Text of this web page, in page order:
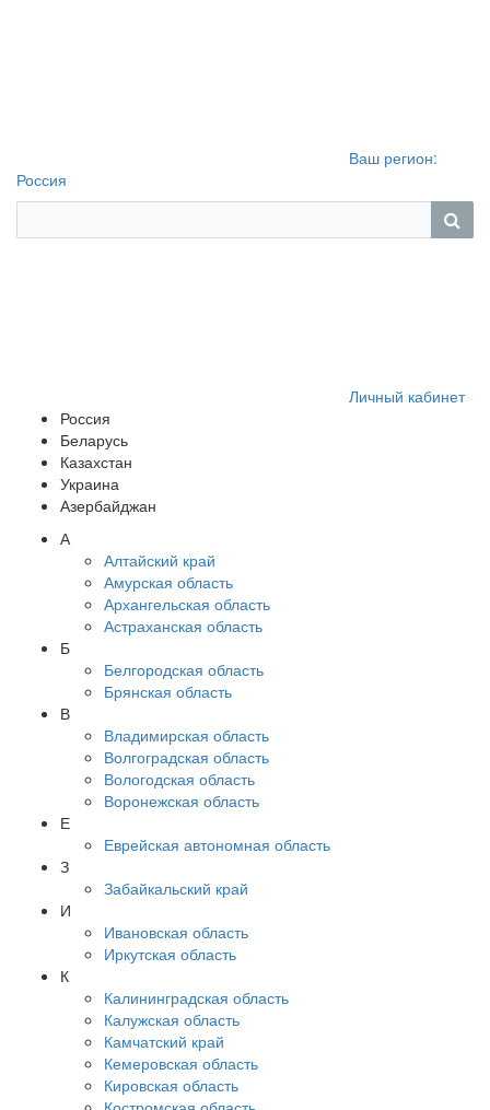
Ваш регион:
Россия
Личный кабинет
Россия
Беларусь
Казахстан
Украина
Азербайджан
А
Алтайский край
Амурская область
Архангельская область
Астраханская область
Б
Белгородская область
Брянская область
В
Владимирская область
Волгоградская область
Вологодская область
Воронежская область
Е
Еврейская автономная область
З
Забайкальский край
И
Ивановская область
Иркутская область
К
Калининградская область
Калужская область
Камчатский край
Кемеровская область
Кировская область